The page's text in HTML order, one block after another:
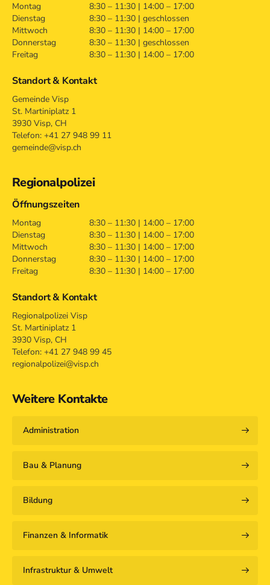
Montag
8:30 – 11:30 | 14:00 – 17:00
Dienstag
8:30 – 11:30 | geschlossen
Mittwoch
8:30 – 11:30 | 14:00 – 17:00
Donnerstag
8:30 – 11:30 | geschlossen
Freitag
8:30 – 11:30 | 14:00 – 17:00
Standort & Kontakt
Gemeinde Visp
St. Martiniplatz 1
3930 Visp, CH
Telefon: +41 27 948 99 11
gemeinde@visp.ch
Regionalpolizei
Öffnungszeiten
Montag
8:30 – 11:30 | 14:00 – 17:00
Dienstag
8:30 – 11:30 | 14:00 – 17:00
Mittwoch
8:30 – 11:30 | 14:00 – 17:00
Donnerstag
8:30 – 11:30 | 14:00 – 17:00
Freitag
8:30 – 11:30 | 14:00 – 17:00
Standort & Kontakt
Regionalpolizei Visp
St. Martiniplatz 1
3930 Visp, CH
Telefon: +41 27 948 99 45
regionalpolizei@visp.ch
Weitere Kontakte
Administration
Bau & Planung
Bildung
Finanzen & Informatik
Infrastruktur & Umwelt